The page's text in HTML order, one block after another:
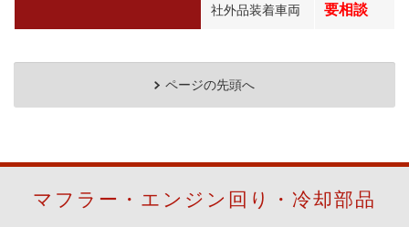
社外品装着車両 要相談
ページの先頭へ
マフラー・エンジン回り・冷却部品